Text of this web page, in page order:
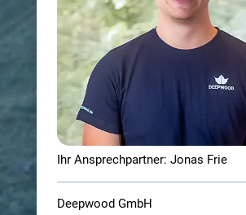
Ihr Ansprechpartner: Jonas Frie
Deepwood GmbH